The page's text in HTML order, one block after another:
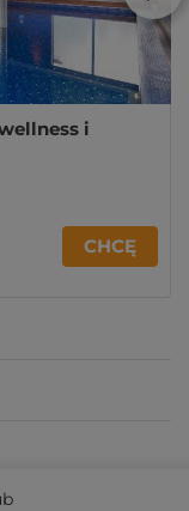
i
CHCĘ